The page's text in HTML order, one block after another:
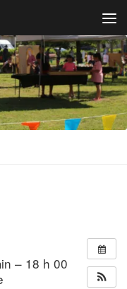
– 18 h 00